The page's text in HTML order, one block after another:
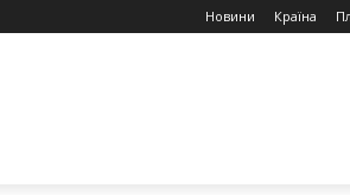
Новини Країна